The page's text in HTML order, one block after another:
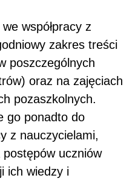
współpracy z
zakres treści
poszczególnych
oraz na zajęciach
pozaszkolnych.
go ponadto do
z nauczycielami,
uczniów
ich wiedzy i